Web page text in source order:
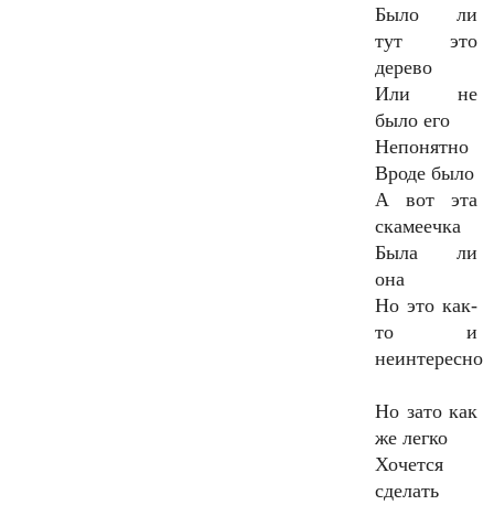
Было ли
тут это
дерево
Или не
было его
Непонятно
Вроде было
А вот эта
скамеечка
Была ли
она
Но это как-
то и
неинтересно
Но зато как
же легко
Хочется
сделать